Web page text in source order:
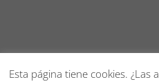
❤ Hecho con amor
Esta página tiene cookies. ¿Las